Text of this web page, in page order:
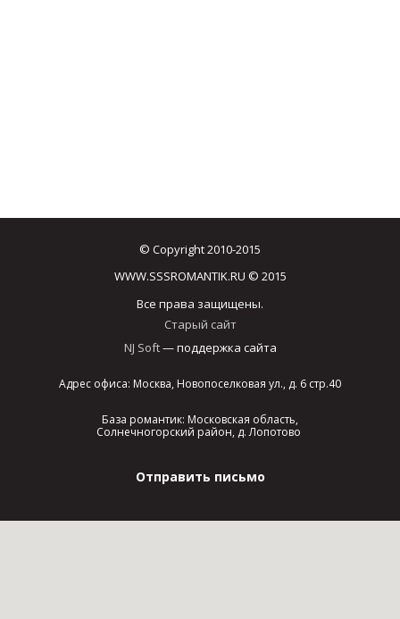
© Copyright 2010-2015
WWW.SSSROMANTIK.RU © 2015
Все права защищены.
Старый сайт
NJ Soft— поддержка сайта
Адрес офиса: Москва, Новопоселковая ул., д. 6 стр.40
База романтик: Московская область,
Солнечногорский район, д. Лопотово
Отправить письмо